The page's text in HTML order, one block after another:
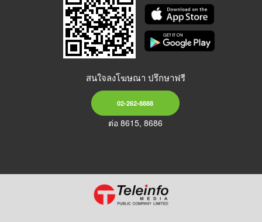
สนใจลงโฆษณา ปรึกษาฟรี
02-262-8888
ต่อ 8615, 8686